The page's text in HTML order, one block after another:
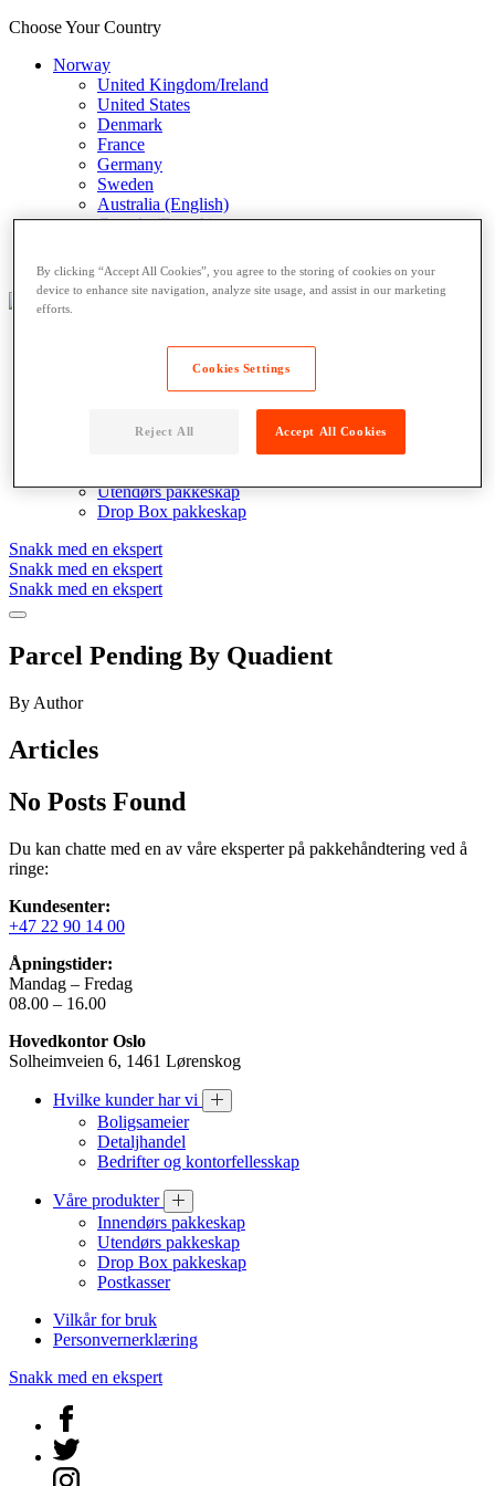
Choose Your Country
Norway
United Kingdom/Ireland
United States
Denmark
France
Germany
Sweden
Australia (English)
Canada (French)
Italy (Italian)
Hvilke kunder har vi
Detaljhandel
Bedrifter og kontorfellesskap
Utendørs pakkeskap
Drop Box pakkeskap
Snakk med en ekspert
Snakk med en ekspert
Snakk med en ekspert
Parcel Pending By Quadient
By Author
Articles
No Posts Found
Du kan chatte med en av våre eksperter på pakkehåndtering ved å
ringe:
Kundesenter:
+47 22 90 14 00
Åpningstider:
Mandag – Fredag
08.00 – 16.00
Hovedkontor Oslo
Solheimveien 6, 1461 Lørenskog
Hvilke kunder har vi
Boligsameier
Detaljhandel
Bedrifter og kontorfellesskap
Våre produkter
Innendørs pakkeskap
Utendørs pakkeskap
Drop Box pakkeskap
Postkasser
Vilkår for bruk
Personvernerklæring
Snakk med en ekspert
By clicking “Accept All Cookies”, you agree to the storing of cookies on your
device to enhance site navigation, analyze site usage, and assist in our marketing
efforts.
Cookies Settings
Reject All Accept All Cookies